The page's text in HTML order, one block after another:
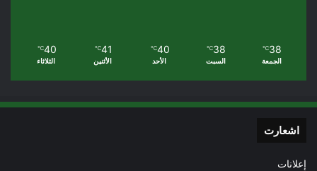
38
℃
الجمعة
38
℃
السبت
40
℃
الأحد
41
℃
الأثنين
40
℃
الثلاثاء
اشعارت
إعلانات